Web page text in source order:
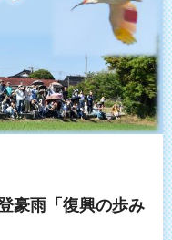
豪雨「復興の歩み